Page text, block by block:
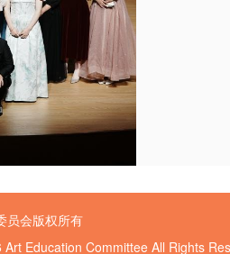
员会版权所有
Education Committee All Rights